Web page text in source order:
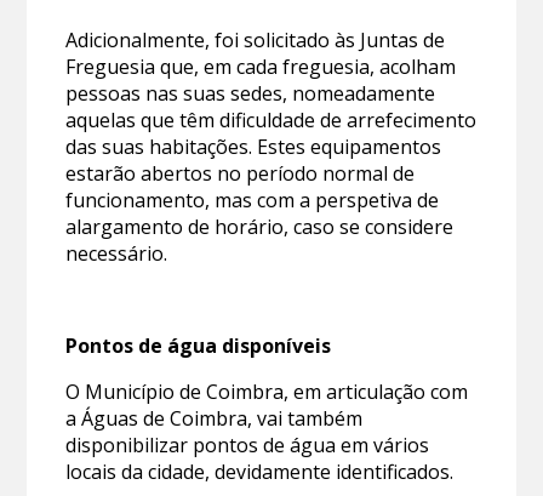
Adicionalmente, foi solicitado às Juntas de
Freguesia que, em cada freguesia, acolham
pessoas nas suas sedes, nomeadamente
aquelas que têm dificuldade de arrefecimento
das suas habitações. Estes equipamentos
estarão abertos no período normal de
funcionamento, mas com a perspetiva de
alargamento de horário, caso se considere
necessário.
Pontos de água disponíveis
O Município de Coimbra, em articulação com
a Águas de Coimbra, vai também
disponibilizar pontos de água em vários
locais da cidade, devidamente identificados.